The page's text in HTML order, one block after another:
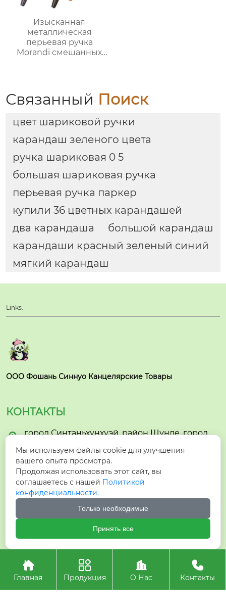
Изысканная
металлическая
перьевая ручка
Morandi смешанных
наконечником
Связанный Поиск
цвет шариковой ручки
карандаш зеленого цвета
ручка шариковая 0 5
большая шариковая ручка
перьевая ручка паркер
купили 36 цветных карандашей
два карандаша
большой карандаш
карандаши красный зеленый синий
мягкий карандаш
Links:
ООО Фошань Синнуо Канцелярские Товары
КОНТАКТЫ
 город Синтаньхунхуэй, район Шунде, город
 hzyzhmb1@gmail.com
 +86-15005732903
 +8615005732903
Авторское право©ООО Фошань Синнуо Канцелярские
Товары

Главная

Продукция

О Нас

Контакты
Мы используем файлы cookie для улучшения
вашего опыта просмотра.
Продолжая использовать этот сайт, вы
соглашаетесь с нашей Политикой
конфиденциальности.
Только необходимые
Принять все